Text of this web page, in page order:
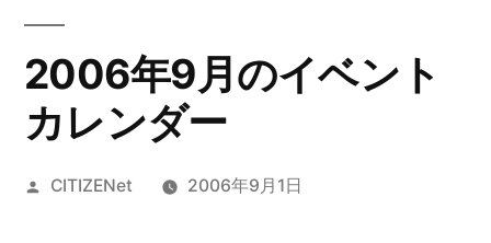
2006年9月のイベント
カレンダー
投
CITIZENet 2006年9月1日